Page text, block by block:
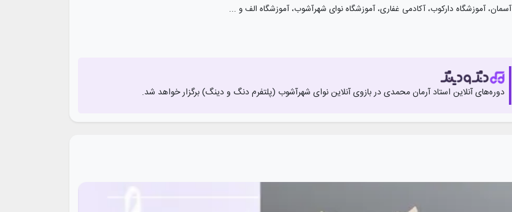
آسمان، آموزشگاه دارکوب، آکادمی غفاری، آموزشگاه نوای شهرآشوب، آموزشگاه الف و ...
دوره‌های آنلاین استادآرمان محمدیدر بازوی آنلاین‌ نوای شهرآشوب (پلتفرم دنگ و دینگ) برگزار خواهد شد.